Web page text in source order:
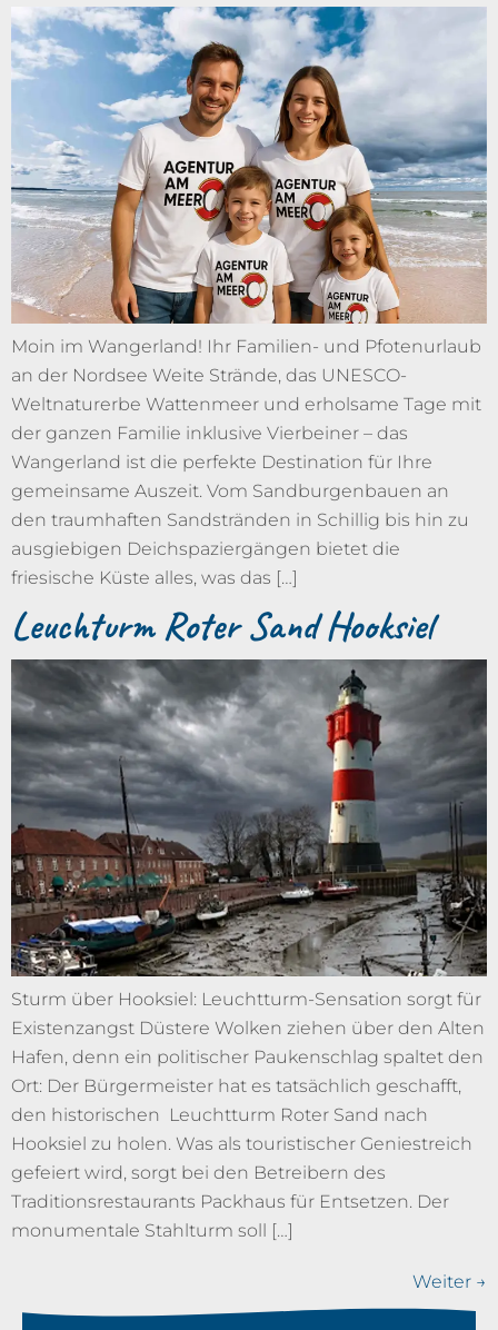
Moin im Wangerland! Ihr Familien- und Pfotenurlaub
an der Nordsee Weite Strände, das UNESCO-
Weltnaturerbe Wattenmeer und erholsame Tage mit
der ganzen Familie inklusive Vierbeiner – das
Wangerland ist die perfekte Destination für Ihre
gemeinsame Auszeit. Vom Sandburgenbauen an
den traumhaften Sandstränden in Schillig bis hin zu
ausgiebigen Deichspaziergängen bietet die
friesische Küste alles, was das […]
Leuchturm Roter Sand Hooksiel
Sturm über Hooksiel: Leuchtturm-Sensation sorgt für
Existenzangst Düstere Wolken ziehen über den Alten
Hafen, denn ein politischer Paukenschlag spaltet den
Ort: Der Bürgermeister hat es tatsächlich geschafft,
den historischen Leuchtturm Roter Sand nach
Hooksiel zu holen. Was als touristischer Geniestreich
gefeiert wird, sorgt bei den Betreibern des
Traditionsrestaurants Packhaus für Entsetzen. Der
monumentale Stahlturm soll […]
Weiter →